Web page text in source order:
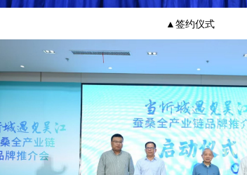
▲签约仪式